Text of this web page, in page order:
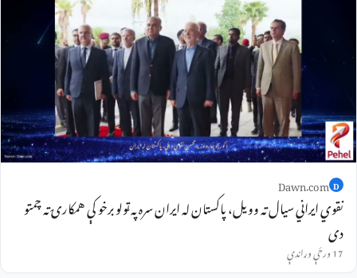
D
Dawn.com
نقوي ایراني سیال ته وویل، پاکستان له ایران سره په ټولو برخو کې همکارۍ ته چمتو
دی
17 ورځې وړاندې